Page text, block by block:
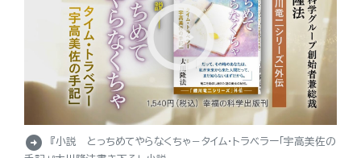
arrow_circle_right
『小説 とっちめてやらなくちゃ－タイム・トラベラー「宇高美佐の